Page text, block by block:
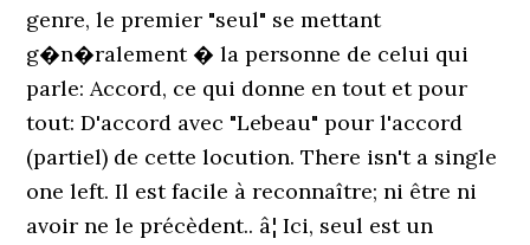
genre, le premier "seul" se mettant
g�n�ralement � la personne de celui qui
parle: Accord, ce qui donne en tout et pour
tout: D'accord avec "Lebeau" pour l'accord
(partiel) de cette locution. There isn't a single
one left. Il est facile à reconnaître; ni être ni
avoir ne le précèdent.. â¦ Ici, seul est un